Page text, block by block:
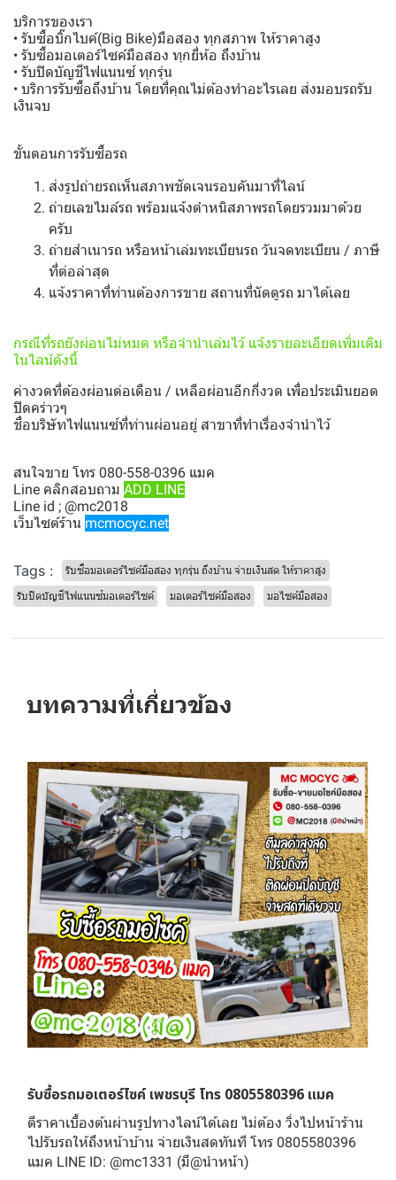
บริการของเรา
• รับซื้อบิ๊กไบค์(Big Bike)มือสอง ทุกสภาพ ให้ราคาสูง
• รับซื้อมอเตอร์ไซค์มือสอง ทุกยี่ห้อ ถึงบ้าน
• รับปิดบัญชีไฟแนนซ์ ทุกรุ่น
• บริการรับซื้อถึงบ้าน โดยที่คุณไม่ต้องทำอะไรเลย ส่งมอบรถรับ
เงินจบ
ขั้นตอนการรับซื้อรถ
ส่งรูปถ่ายรถเห็นสภาพชัดเจนรอบคันมาที่ไลน์
ถ่ายเลขไมล์รถ พร้อมแจ้งตำหนิสภาพรถโดยรวมมาด้วย
ครับ
ถ่ายสำเนารถ หรือหน้าเล่มทะเบียนรถ วันจดทะเบียน / ภาษี
ที่ต่อล่าสุด
แจ้งราคาที่ท่านต้องการขาย สถานที่นัดดูรถ มาได้เลย
กรณีที่รถยังผ่อนไม่หมด หรือจำนำเล่มไว้ แจ้งรายละเอียดเพิ่มเติม
ในไลน์ดังนี้
ค่างวดที่ต้องผ่อนต่อเดือน / เหลือผ่อนอีกกี่งวด เพื่อประเมินยอด
ปิดคร่าวๆ
ชื่อบริษัทไฟแนนซ์ที่ท่านผ่อนอยู่ สาขาที่ทำเรื่องจำนำไว้
สนใจขาย โทร 080-558-0396 แมค
Line คลิกสอบถาม ADD LINE
Line id ; @mc2018
เว็บไซต์ร้าน mcmocyc.net
Tags : รับซื้อมอเตอร์ไซค์มือสอง ทุกรุ่น ถึงบ้าน จ่ายเงินสด ให้ราคาสูง
รับปิดบัญชีไฟแนนซ์มอเตอร์ไซค์ มอเตอร์ไซค์มือสอง มอไซค์มือสอง
บทความที่เกี่ยวข้อง
รับซื้อรถมอเตอร์ไซค์ เพชรบุรี โทร 0805580396 แมค
ตีราคาเบื้องต้นผ่านรูปทางไลน์ได้เลย ไม่ต้อง วิ่งไปหน้าร้าน
ไปรับรถให้ถึงหน้าบ้าน จ่ายเงินสดทันที โทร 0805580396
แมค LINE ID: @mc1331 (มี@นำหน้า)